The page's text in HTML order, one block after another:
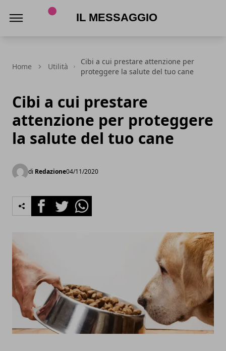
Home Utilità
Cibi a cui prestare attenzione per
proteggere la salute del tuo cane
Cibi a cui prestare
attenzione per proteggere
la salute del tuo cane
di Redazione04/11/2020
FacebookTwitterWhatsapp